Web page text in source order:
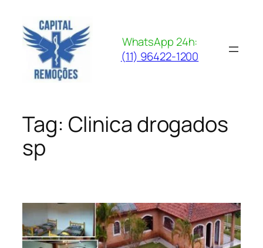
para
conteúdo
WhatsApp 24h:
(11) 96422-1200
Tag: Clinica drogados
sp